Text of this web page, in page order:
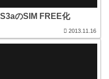
のSIM FREE化
2013.11.16